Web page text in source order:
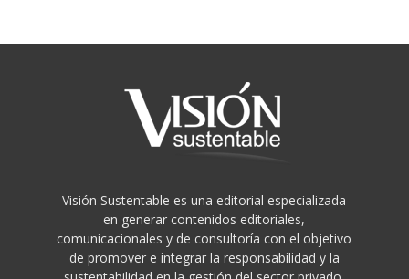
Visión Sustentable es una editorial especializada
en generar contenidos editoriales,
comunicacionales y de consultoría con el objetivo
de promover e integrar la responsabilidad y la